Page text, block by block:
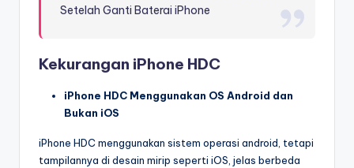
Setelah Ganti Baterai iPhone
Kekurangan iPhone HDC
iPhone HDC Menggunakan OS Android dan
Bukan iOS
iPhone HDC menggunakan sistem operasi android, tetapi
tampilannya di desain mirip seperti iOS, jelas berbeda